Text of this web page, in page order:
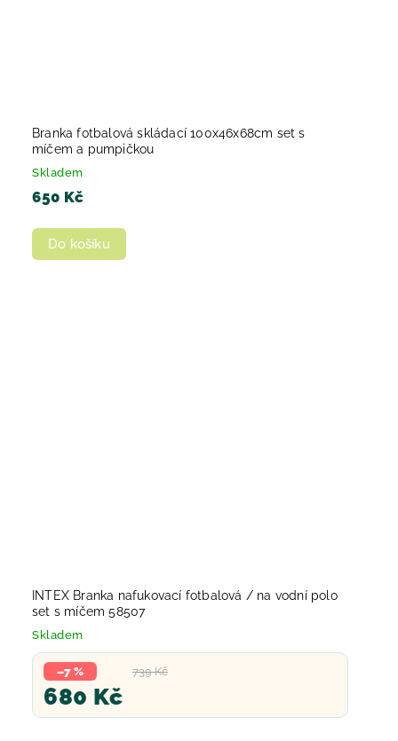
Branka fotbalová skládací 100x46x68cm set s
míčem a pumpičkou
Skladem
650 Kč
Do košíku
INTEX Branka nafukovací fotbalová / na vodní polo
set s míčem 58507
Skladem
739 Kč
–7 %
680 Kč